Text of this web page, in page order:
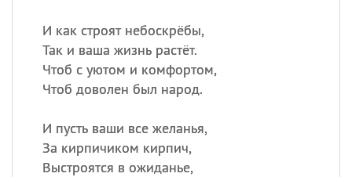
И как строят небоскрёбы,
Так и ваша жизнь растёт.
Чтоб с уютом и комфортом,
Чтоб доволен был народ.
И пусть ваши все желанья,
За кирпичиком кирпич,
Выстроятся в ожиданье,